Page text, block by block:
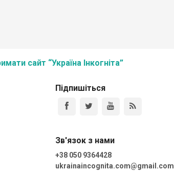
сайт “Україна Інкогніта”
Підпишіться
Зв'язок з нами
+38 050 9364428
ukrainaincognita.com@gmail.com